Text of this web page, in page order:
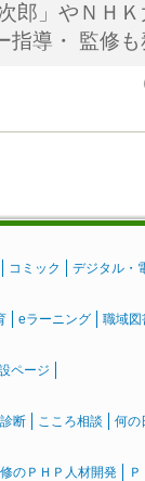
郎」やＮＨ
指導・ 監修
コミック デジタル・
eラーニング 職域図
ページ
断 こころ相談 何の
のＰＨＰ人材開発